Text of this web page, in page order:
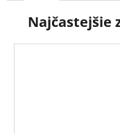
Najčastejšie